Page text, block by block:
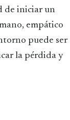
de iniciar un
empático
puede ser
la pérdida y